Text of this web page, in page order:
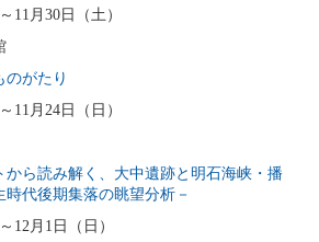
11月30日（土）
がたり
11月24日（日）
ら読み解く、大中遺跡と明石海峡・播
代後期集落の眺望分析－
12月1日（日）